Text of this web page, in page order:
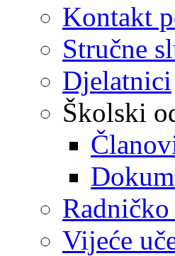
Kontakt
Stručne
Djelatnici
Školski
Vijeće